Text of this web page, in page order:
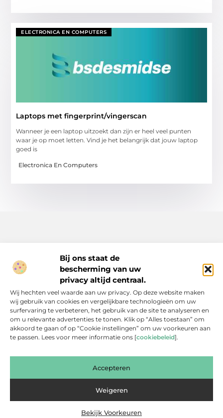
Bij ons staat de
bescherming van uw
privacy altijd centraal.
Wij hechten veel waarde aan uw privacy. Op deze website maken
wij gebruik van cookies en vergelijkbare technologieën om uw
surfervaring te verbeteren, het gebruik van de site te analyseren en
om u relevante advertenties te tonen. Klik op “Alles toestaan” om
akkoord te gaan of op “Cookie instellingen” om uw voorkeuren aan
te passen. Lees voor meer informatie ons [cookiebeleid].
Accepteren
Weigeren
Bekijk Voorkeuren
ELECTRONICA EN COMPUTERS
Laptops met fingerprint/vingerscan
Wanneer je een laptop uitzoekt dan zijn er heel veel punten
waar je op moet letten. Vind je het belangrijk dat jouw laptop
goed is
Electronica En Computers
Inspiratie, tips en verhalen voor elk moment.
Ontdek een breed scala aan artikelen en blogs die je dagelijks
leven verrijken, van praktische adviezen tot boeiende verhalen.
Bericht categorie
Onze informatie
Cookiebeleid (EU)